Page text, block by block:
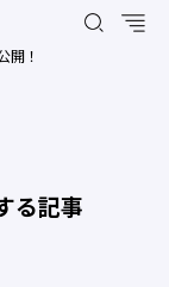
開！
る記事